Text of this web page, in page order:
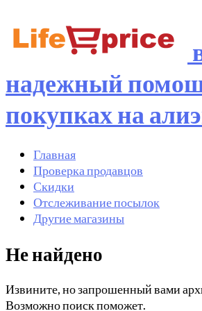
надежный
покупках на
Главная
Проверка продавцов
Скидки
Отслеживание посылок
Другие магазины
Не найдено
Извините, но запрошенный вами
Возможно поиск поможет.